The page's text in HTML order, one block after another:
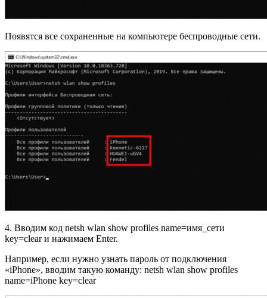
Появятся все сохраненные на компьютере беспроводные сети.
4. Вводим код netsh wlan show profiles name=имя_сети
key=clear и нажимаем Enter.
Например, если нужно узнать пароль от подключения
«iPhone», вводим такую команду: netsh wlan show profiles
name=iPhone key=clear